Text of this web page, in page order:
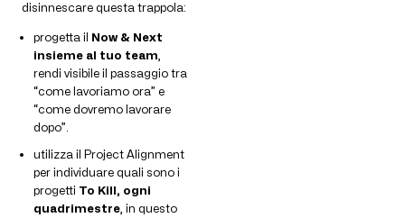
disinnescare questa trappola:
progetta il Now & Next
insieme al tuo team
rendi visibile il passaggio tra
“come lavoriamo ora” e
“come dovremo lavorare
dopo”.
utilizza il Project Alignment
per individuare quali sono i
progetti To Kill, ogni
quadrimestre, in questo